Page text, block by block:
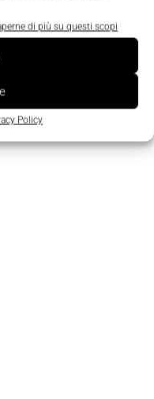
di più su questi scopi
Policy